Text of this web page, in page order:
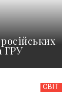
ГРУ
СВІТ